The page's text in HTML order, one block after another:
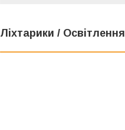
Ліхтарики / Освітлення